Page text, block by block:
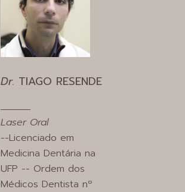
Dr. TIAGO RESENDE
Laser Oral
--Licenciado em
Medicina Dentária na
UFP -- Ordem dos
Médicos Dentista nº